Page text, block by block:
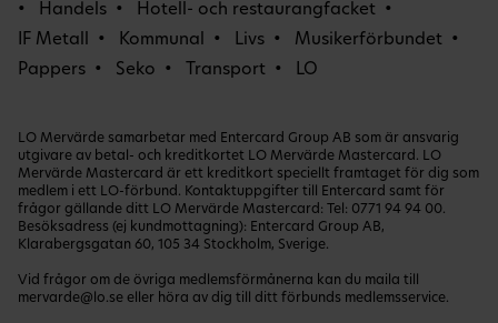
Handels
Hotell- och restaurangfacket
IF Metall
Kommunal Livs
Musikerförbundet
Pappers
Seko Transport LO
LO Mervärde samarbetar med Entercard Group AB som är ansvarig
utgivare av betal- och kreditkortet LO Mervärde Mastercard. LO
Mervärde Mastercard är ett kreditkort speciellt framtaget för dig som
medlem i ett LO-förbund. Kontaktuppgifter till Entercard samt för
frågor gällande ditt LO Mervärde Mastercard: Tel: 0771 94 94 00.
Besöksadress (ej kundmottagning): Entercard Group AB,
Klarabergsgatan 60, 105 34 Stockholm, Sverige.
Vid frågor om de övriga medlemsförmånerna kan du maila till
mervarde@lo.se eller höra av dig till ditt förbunds medlemsservice.